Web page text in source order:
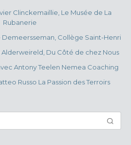
Clinckemaillie, Le Musée de La
Rubanerie
Collège Saint-Henri
Du Côté de chez Nous
Antony Teelen Nemea Coaching
Russo La Passion des Terroirs